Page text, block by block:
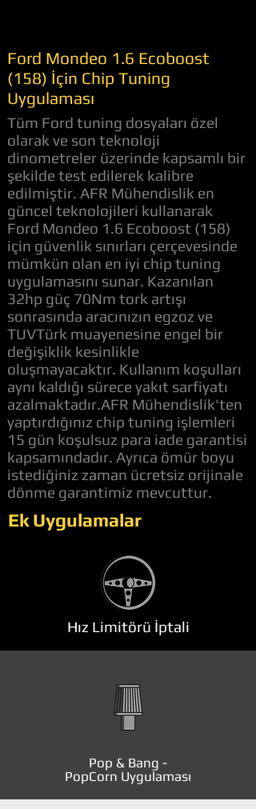
Ford Mondeo 1.6 Ecoboost
(158) İçin Chip Tuning
Uygulaması
Tüm Ford tuning dosyaları özel
olarak ve son teknoloji
dinometreler üzerinde kapsamlı bir
şekilde test edilerek kalibre
edilmiştir. AFR Mühendislik en
güncel teknolojileri kullanarak
Ford Mondeo 1.6 Ecoboost (158)
için güvenlik sınırları çerçevesinde
mümkün olan en iyi chip tuning
uygulamasını sunar. Kazanılan
32hp güç 70Nm tork artışı
sonrasında aracınızın egzoz ve
TUVTürk muayenesine engel bir
değişiklik kesinlikle
oluşmayacaktır. Kullanım koşulları
aynı kaldığı sürece yakıt sarfiyatı
azalmaktadır.AFR Mühendislik'ten
yaptırdığınız chip tuning işlemleri
15 gün koşulsuz para iade garantisi
kapsamındadır. Ayrıca ömür boyu
istediğiniz zaman ücretsiz orijinale
dönme garantimiz mevcuttur.
Ek Uygulamalar
Hız Limitörü İptali
Pop & Bang -
PopCorn Uygulaması